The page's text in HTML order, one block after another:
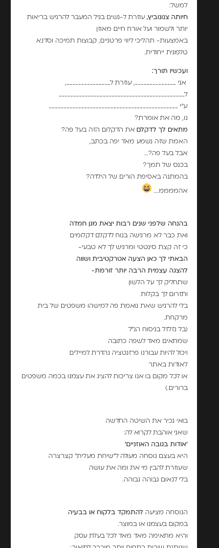
למשל:
חיותה צנונוביץ,עוזרת ל-נשים בגיל המעבר להרגיש בריאות
יותר ולשמור ועל אורח חיים מאוזן
באמצעות- תהליכי ליווי פרטניים, קבוצות תמיכה וסדנא
טלפונית ייחודית.
ועכשיו תורך:
אני ______________, עוזרת ל_______________,
ל___________________________________________
ע"י ____________________________________________
נו, מה את אומרת?
מתאים לך לדקלם את הדקלום הזה בעל פה?
האמת שזה נשמע מאד יפה בכתב,
אבל בעל פה?…
בכנס של תמך?
בהמתנה באסיפת הורים של הילדה?
אהממממ….
בהנחה שלפני שנים רבות יצאת מגן חמדה
ואת כבר לא מרגישה בנוח לדקלם דקלומים
כי זה קצת סינטטי ומרגיש לך לא טבעי-
הבאתי לך כאן הצעה אטרקטיבית ושווה
להצגה עצמית הרבה יותר זורמת-
שתחליק לך על הלשון
ותזרום לך בקלות
בלי להרגיש שאת נואמת פה למישהו משפטים של בית
מרקחת.
(בל נזלזל בניסוח הנ"ל
שמתאים מאד לשפה כתובה
ויכול להיות עבורנו פרזנטציה נהדרת למיילים
לאודות באתר
או לכל מקום בו אנו צריכות להציג את עצמנו בכמה משפטים
ברורים.)
בואי נכיר את השיטה החדשה
שאני אוהבת לקרוא לה:
'אודות בגובה האוזניים'
היא בעצם נוסחה מעולה ל"שיחת מעלית" קצרצרה
שעוזרת להבין מי את ומה את עושה
בלי לנאום גבוהה גבוהה.
הנוסחה מציעה להתמקד בלקוח או בבעיה
במקום בעצמנו או במוצר.
והיא מתאימה מאד מאד לכל בעלת עסק